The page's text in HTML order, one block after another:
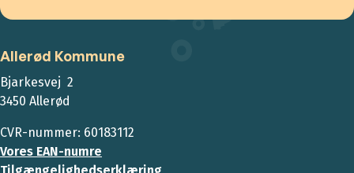
Allerød Kommune
Bjarkesvej 2
3450 Allerød
CVR-nummer: 60183112
Vores EAN-numre